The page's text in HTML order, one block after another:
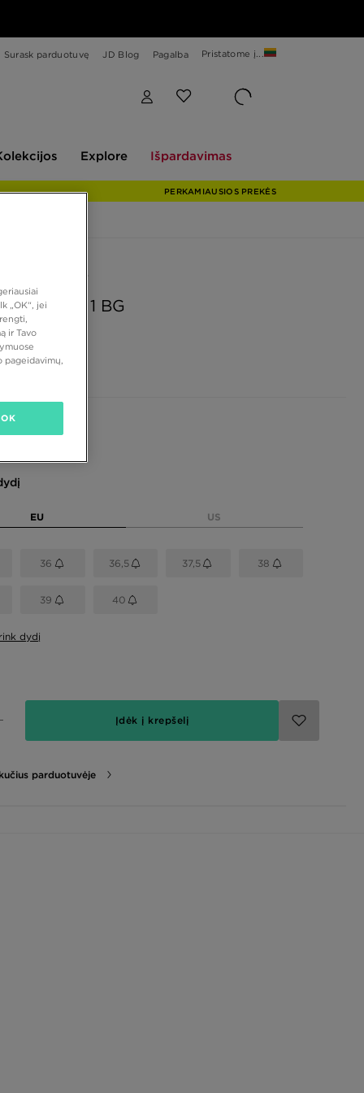
Surask parduotuvę JD Blog Pagalba Pristatome į...
Explore Išpardavimas
PERKAMIAUSIOS PREKĖS
FORCE 1 BG
EU US
36 36,5 37,5 38
39 40
dydį
Įdėk į krepšelį
parduotuvėje
„OK“, jei
ir Tavo
pageidavimų,
OK